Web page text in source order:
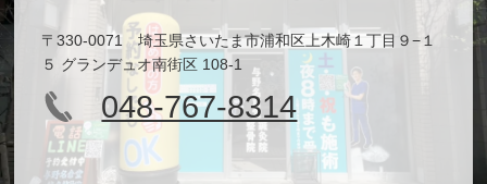
〒330-0071 埼玉県さいたま市浦和区上木崎１丁目９−１
５ グランデュオ南街区 108-1
048-767-8314